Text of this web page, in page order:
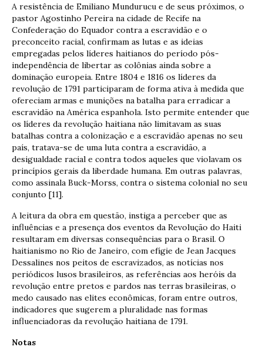
A resistência de Emiliano Mundurucu e de seus próximos, o
pastor Agostinho Pereira na cidade de Recife na
Confederação do Equador contra a escravidão e o
preconceito racial, confirmam as lutas e as ideias
empregadas pelos líderes haitianos do período pós-
independência de libertar as colônias ainda sobre a
dominação europeia. Entre 1804 e 1816 os líderes da
revolução de 1791 participaram de forma ativa à medida que
ofereciam armas e munições na batalha para erradicar a
escravidão na América espanhola. Isto permite entender que
os líderes da revolução haitiana não limitavam as suas
batalhas contra a colonização e a escravidão apenas no seu
país, tratava-se de uma luta contra a escravidão, a
desigualdade racial e contra todos aqueles que violavam os
princípios gerais da liberdade humana. Em outras palavras,
como assinala Buck-Morss, contra o sistema colonial no seu
conjunto [11].
A leitura da obra em questão, instiga a perceber que as
influências e a presença dos eventos da Revolução do Haiti
resultaram em diversas consequências para o Brasil. O
haitianismo no Rio de Janeiro, com efígie de Jean Jacques
Dessalines nos peitos de escravizados, as notícias nos
periódicos lusos brasileiros, as referências aos heróis da
revolução entre pretos e pardos nas terras brasileiras, o
medo causado nas elites econômicas, foram entre outros,
indicadores que sugerem a pluralidade nas formas
influenciadoras da revolução haitiana de 1791.
Notas